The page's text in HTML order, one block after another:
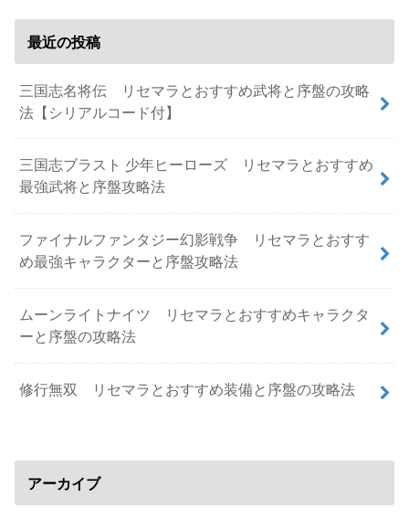
最近の投稿
三国志名将伝 リセマラとおすすめ武将と序盤の攻略
法【シリアルコード付】
三国志ブラスト 少年ヒーローズ リセマラとおすすめ
最強武将と序盤攻略法
ファイナルファンタジー幻影戦争 リセマラとおすす
め最強キャラクターと序盤攻略法
ムーンライトナイツ リセマラとおすすめキャラクタ
ーと序盤の攻略法
修行無双 リセマラとおすすめ装備と序盤の攻略法
アーカイブ